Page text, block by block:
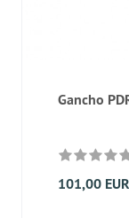
Gancho
101,00 EUR